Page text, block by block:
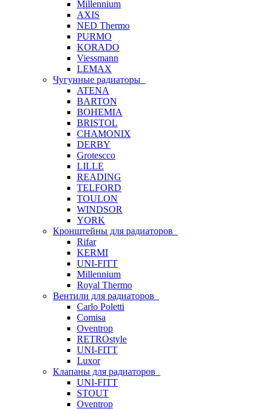
Millennium
AXIS
NED Thermo
PURMO
KORADO
Viessmann
LEMAX
Чугунные радиаторы
ATENA
BARTON
BOHEMIA
BRISTOL
CHAMONIX
DERBY
Grotescco
LILLE
READING
TELFORD
TOULON
WINDSOR
YORK
Кронштейны для радиаторов
Rifar
KERMI
UNI-FITT
Millennium
Royal Thermo
Вентили для радиаторов
Carlo Poletti
Comisa
Oventrop
RETROstyle
UNI-FITT
Luxor
Клапаны для радиаторов
UNI-FITT
STOUT
Oventrop